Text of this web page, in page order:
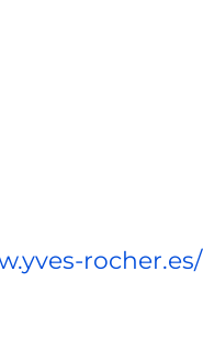
rocher.es/